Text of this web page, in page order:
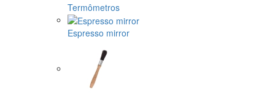
Termômetros
Espresso mirror